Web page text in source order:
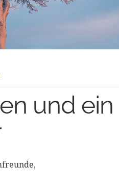
und ein